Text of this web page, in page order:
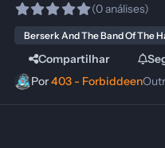
(0 análises)
Berserk And The Band Of The
Compartilhar
Por403 - Forbiddeen